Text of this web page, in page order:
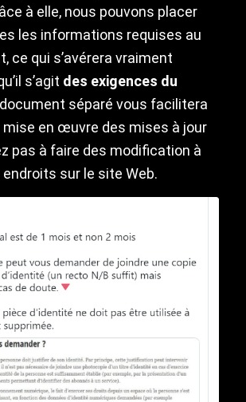
à elle, nous pouvons placer
les informations requises au
ce qui s’avérera vraiment
s’agit des exigences du
séparé vous facilitera
mise en œuvre des mises à jour
pas à faire des modification à
sur le site Web.